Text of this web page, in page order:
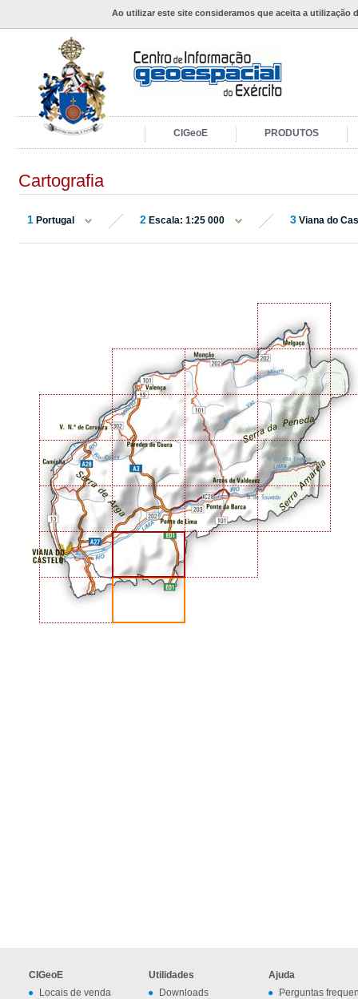
Ao utilizar este site consideramos que aceita a utilização
CIGeoE PRODUTOS
Cartografia
1 Portugal 2 Escala: 1:25 000 3 Viana do
CIGeoE
Locais de venda
Utilidades
Downloads
Ajuda
Perguntas